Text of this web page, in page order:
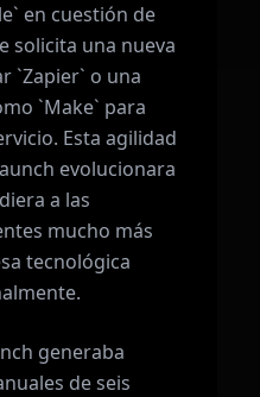
en cuestión de
solicita una nueva
`Zapier` o una
`Make` para
Esta agilidad
evolucionara
a las
mucho más
tecnológica
generaba
de seis